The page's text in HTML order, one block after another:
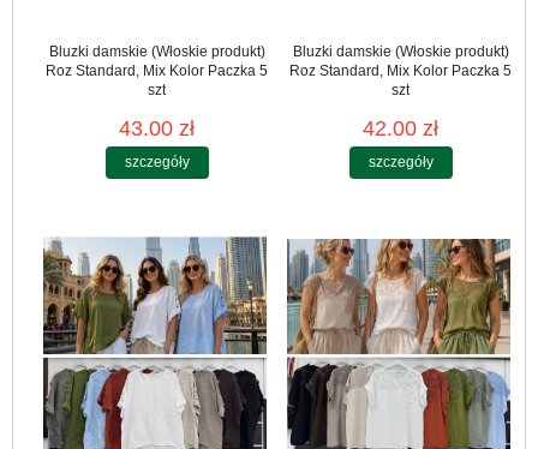
Bluzki damskie (Włoskie produkt)
Roz Standard, Mix Kolor Paczka 5
szt
43.00 zł
szczegóły
Bluzki damskie (Włoskie produkt)
Roz Standard, Mix Kolor Paczka 5
szt
42.00 zł
szczegóły